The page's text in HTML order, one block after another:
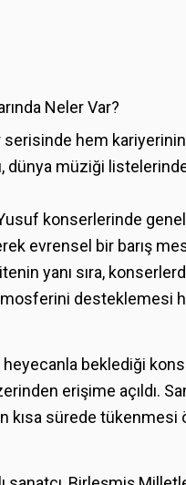
Neler Var?
serisinde hem
dünya müziği
konserlerinde
evrensel bir barış
yanı sıra,
desteklemesi
beklediği
erişime açıldı.
kısa sürede tükenmesi